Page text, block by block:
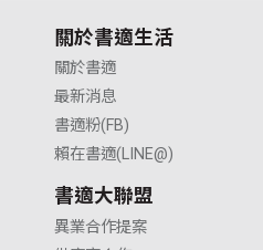
關於書適生活
關於書適
最新消息
書適粉(FB)
賴在書適(LINE@)
書適大聯盟
異業合作提案